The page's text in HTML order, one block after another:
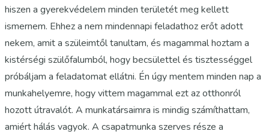
hiszen a gyerekvédelem minden területét meg kellett
ismernem. Ehhez a nem mindennapi feladathoz erőt adott
nekem, amit a szüleimtől tanultam, és magammal hoztam a
kistérségi szülőfalumból, hogy becsülettel és tisztességgel
próbáljam a feladatomat ellátni. Én úgy mentem minden nap a
munkahelyemre, hogy vittem magammal ezt az otthonról
hozott útravalót. A munkatársaimra is mindig számíthattam,
amiért hálás vagyok. A csapatmunka szerves része a